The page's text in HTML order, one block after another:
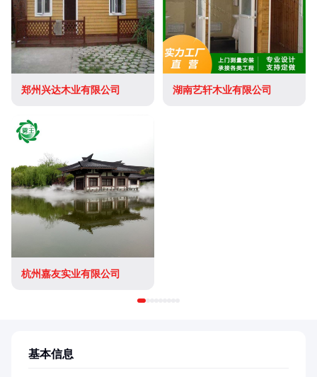
郑州兴达木业有限公司 湖南艺轩木业有限公司
杭州嘉友实业有限公司
基本信息